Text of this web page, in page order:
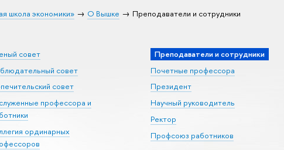
школа экономики» О Вышке Преподаватели и сотрудники
совет
совет
совет
профессора и
ординарных
Преподаватели и сотрудники
Почетные профессора
Президент
Научный руководитель
Ректор
Профсоюз работников